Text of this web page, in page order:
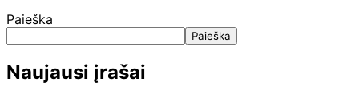
Paieška
Paieška
Naujausi įrašai